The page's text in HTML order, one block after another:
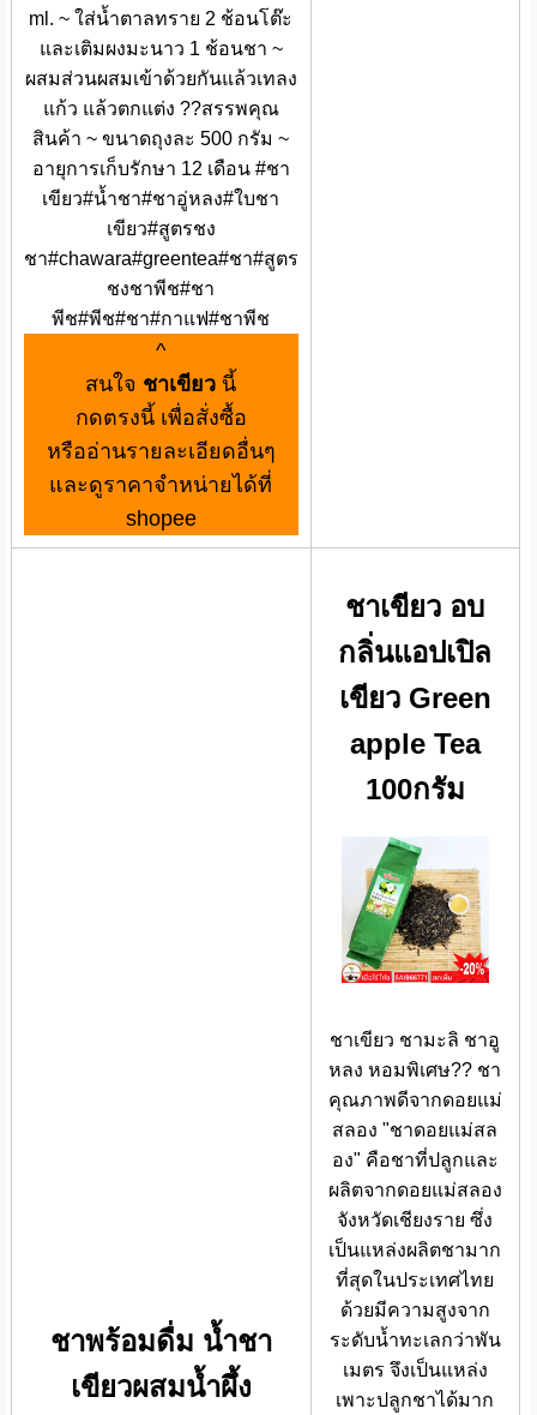
ml. ~ ใส่น้ำตาลทราย 2 ช้อนโต๊ะ
และเติมผงมะนาว 1 ช้อนชา ~
ผสมส่วนผสมเข้าด้วยกันแล้วเทลง
แก้ว แล้วตกแต่ง ??สรรพคุณ
สินค้า ~ ขนาดถุงละ 500 กรัม ~
อายุการเก็บรักษา 12 เดือน #ชา
เขียว#น้ำชา#ชาอู่หลง#ใบชา
เขียว#สูตรชง
ชา#chawara#greentea#ชา#สูตร
ชงชาพีช#ชา
พีช#พีช#ชา#กาแฟ#ชาพีช
^
สนใจ ชาเขียว นี้
กดตรงนี้ เพื่อสั่งซื้อ
หรืออ่านรายละเอียดอื่นๆ
และดูราคาจำหน่ายได้ที่
shopee
ชาพร้อมดื่ม น้ำชา
เขียวผสมน้ำผึ้ง
ชาเขียว อบ
กลิ่นแอปเปิล
เขียว Green
apple Tea
100กรัม
ชาเขียว ชามะลิ ชาอู
หลง หอมพิเศษ?? ชา
คุณภาพดีจากดอยแม่
สลอง "ชาดอยแม่สล
อง" คือชาที่ปลูกและ
ผลิตจากดอยแม่สลอง
จังหวัดเชียงราย ซึ่ง
เป็นแหล่งผลิตชามาก
ที่สุดในประเทศไทย
ด้วยมีความสูงจาก
ระดับน้ำทะเลกว่าพัน
เมตร จึงเป็นแหล่ง
เพาะปลูกชาได้มาก